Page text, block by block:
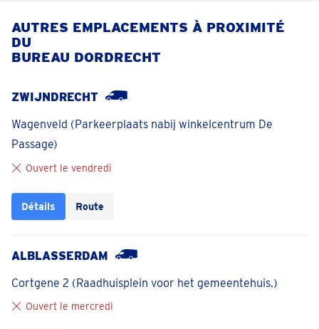
AUTRES EMPLACEMENTS À PROXIMITÉ
DU
BUREAU DORDRECHT
ZWIJNDRECHT
Wagenveld (Parkeerplaats nabij winkelcentrum De
Passage)
Ouvert le vendredi
Détails Route
ALBLASSERDAM
Cortgene 2 (Raadhuisplein voor het gemeentehuis.)
Ouvert le mercredi